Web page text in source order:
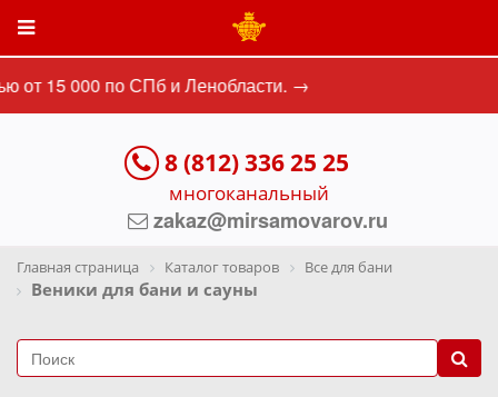
от 15 000 по СПб и Ленобласти. →
8 (812) 336 25 25
многоканальный
zakaz@mirsamovarov.ru
Главная страница Каталог товаров Все для бани
Веники для бани и сауны